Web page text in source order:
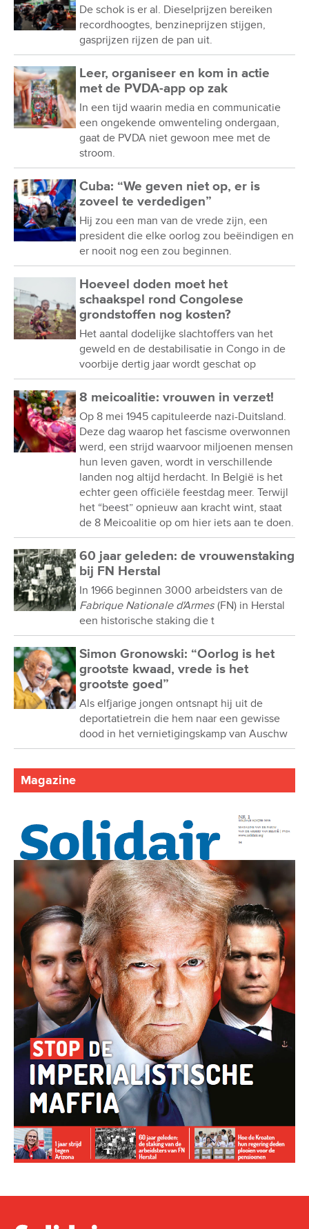
De schok is er al. Dieselprijzen bereiken
recordhoogtes, benzineprijzen stijgen,
gasprijzen rijzen de pan uit.
Leer, organiseer en kom in actie
met de PVDA-app op zak
In een tijd waarin media en communicatie
een ongekende omwenteling ondergaan,
gaat de PVDA niet gewoon mee met de
stroom.
Cuba: “We geven niet op, er is
zoveel te verdedigen”
Hij zou een man van de vrede zijn, een
president die elke oorlog zou beëindigen en
er nooit nog een zou beginnen.
Hoeveel doden moet het
schaakspel rond Congolese
grondstoffen nog kosten?
Het aantal dodelijke slachtoffers van het
geweld en de destabilisatie in Congo in de
voorbije dertig jaar wordt geschat op
8 meicoalitie: vrouwen in verzet!
Op 8 mei 1945 capituleerde nazi-Duitsland.
Deze dag waarop het fascisme overwonnen
werd, een strijd waarvoor miljoenen mensen
hun leven gaven, wordt in verschillende
landen nog altijd herdacht. In België is het
echter geen officiële feestdag meer. Terwijl
het “beest” opnieuw aan kracht wint, staat
de 8 Meicoalitie op om hier iets aan te doen.
60 jaar geleden: de vrouwenstaking
bij FN Herstal
In 1966 beginnen 3000 arbeidsters van de
Fabrique Nationale d'Armes (FN) in Herstal
een historische staking die t
Simon Gronowski: “Oorlog is het
grootste kwaad, vrede is het
grootste goed”
Als elfjarige jongen ontsnapt hij uit de
deportatietrein die hem naar een gewisse
dood in het vernietigingskamp van Auschw
Magazine